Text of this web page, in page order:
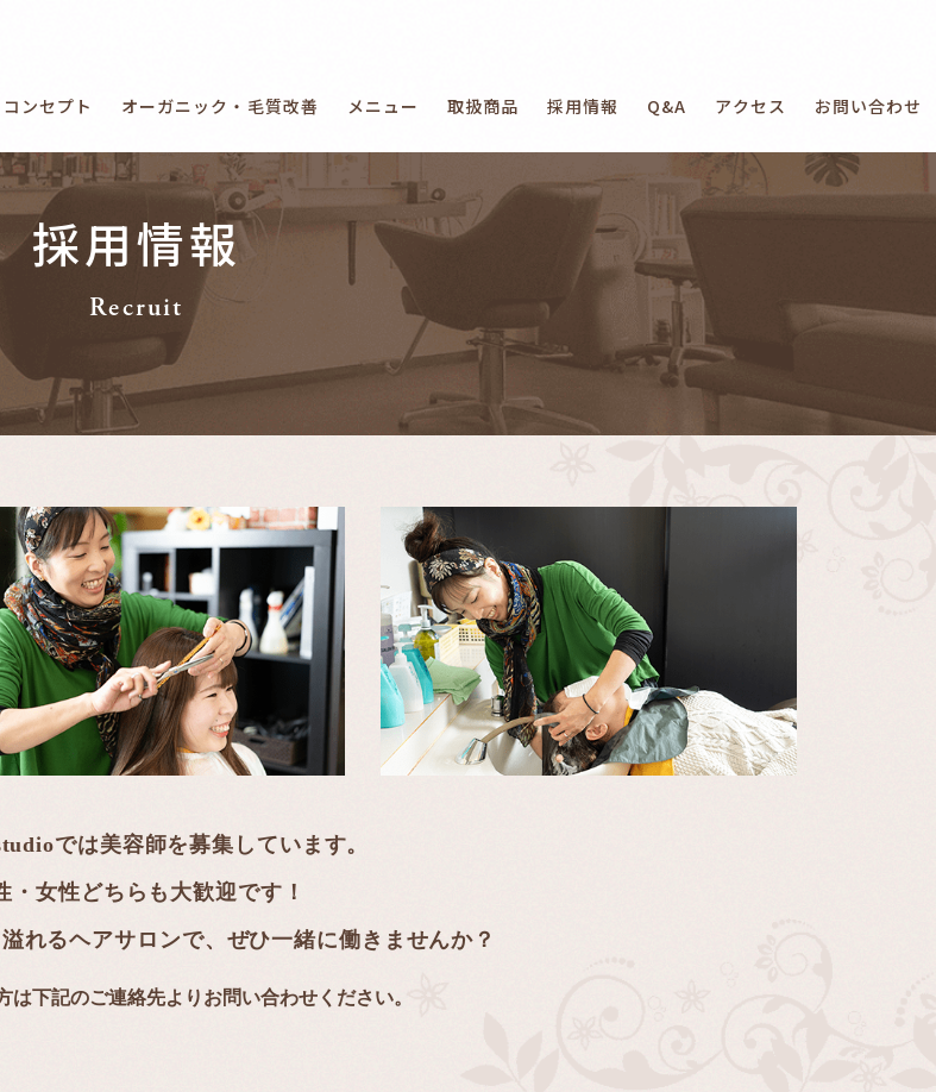
コンセプト オーガニック・毛質改善 メニュー 取扱商品 採用情報 Q&A アクセス お問い合わせ
採用情報
Recruit
では美容師を募集しています。
・女性どちらも大歓迎です！
れるヘアサロンで、​​​​​​​ ​​​​​​​ぜひ一緒に働きませんか？
は下記のご連絡先より ​​​​​​​お問い合わせください。